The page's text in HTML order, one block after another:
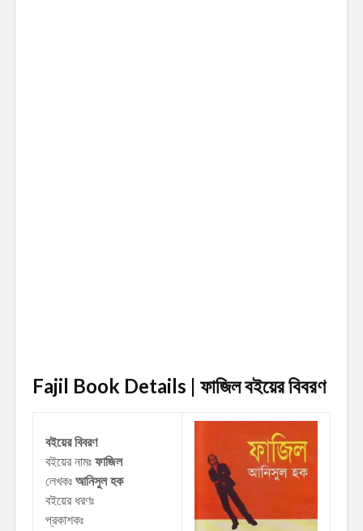
Fajil Book Details | ফাজিলবইয়ের বিবরণ
বইয়ের বিবরণ
বইয়ের নামঃ ফাজিল
লেখকঃ আনিসুল হক
বইয়ের ধরণঃ
প্রকাশকঃ